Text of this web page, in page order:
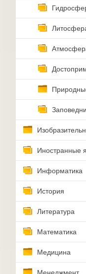
Иностранные
Информатика
История
Литература
Математика
Медицина